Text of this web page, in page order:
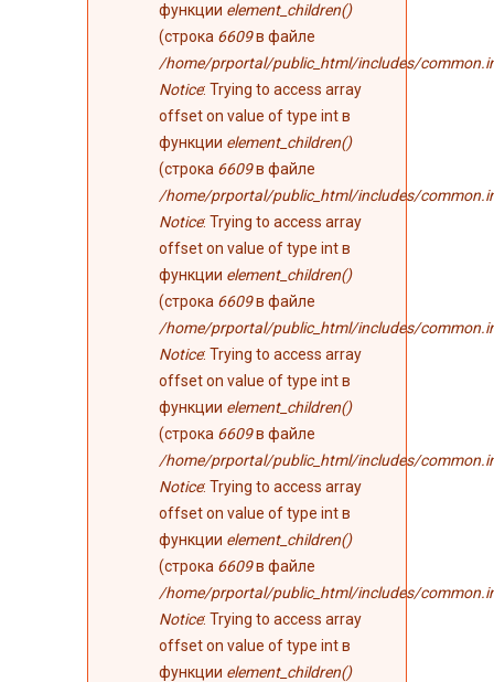
функции element_children()
(строка 6609в файле
/home/prportal/public_html/includes/
Notice: Trying to access array
offset on value of type int в
функции element_children()
(строка 6609в файле
/home/prportal/public_html/includes/
Notice: Trying to access array
offset on value of type int в
функции element_children()
(строка 6609в файле
/home/prportal/public_html/includes/
Notice: Trying to access array
offset on value of type int в
функции element_children()
(строка 6609в файле
/home/prportal/public_html/includes/
Notice: Trying to access array
offset on value of type int в
функции element_children()
(строка 6609в файле
/home/prportal/public_html/includes/
Notice: Trying to access array
offset on value of type int в
функции element_children()